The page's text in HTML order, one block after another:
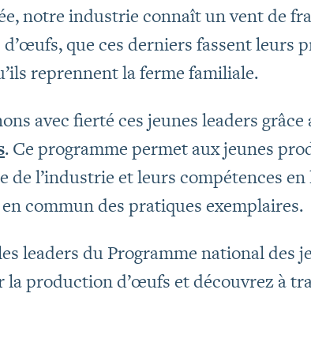
notre industrie connaît un vent de
que ces derniers fassent leurs
reprennent la ferme familiale.
avec fierté ces jeunes leaders grâce
. Ce programme permet aux jeunes
de l’industrie et leurs compétences
commun des pratiques exemplaires.
leaders du Programme national des
la production d’œufs et découvrez à